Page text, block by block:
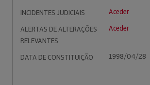
INCIDENTES JUDICIAIS
Aceder
ALERTAS DE ALTERAÇÕES
RELEVANTES
Aceder
DATA DE CONSTITUIÇÃO 1998/04/28